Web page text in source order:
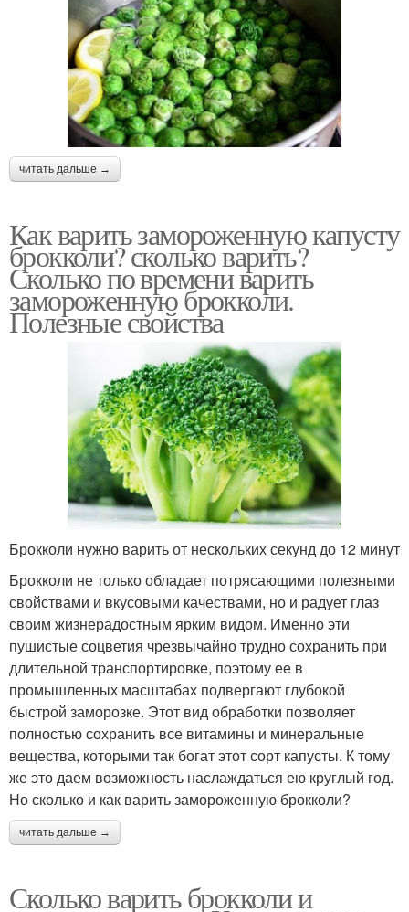
читать дальше →
Как варить замороженную капусту
брокколи? сколько варить?
Сколько по времени варить
замороженную брокколи.
Полезные свойства
Брокколи нужно варить от нескольких секунд до 12 минут
Брокколи не только обладает потрясающими полезными
свойствами и вкусовыми качествами, но и радует глаз
своим жизнерадостным ярким видом. Именно эти
пушистые соцветия чрезвычайно трудно сохранить при
длительной транспортировке, поэтому ее в
промышленных масштабах подвергают глубокой
быстрой заморозке. Этот вид обработки позволяет
полностью сохранить все витамины и минеральные
вещества, которыми так богат этот сорт капусты. К тому
же это даем возможность наслаждаться ею круглый год.
Но сколько и как варить замороженную брокколи?
читать дальше →
Сколько варить брокколи и